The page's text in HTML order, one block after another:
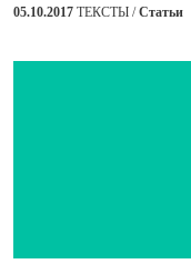
05.10.2017 ТЕКСТЫ /Статьи